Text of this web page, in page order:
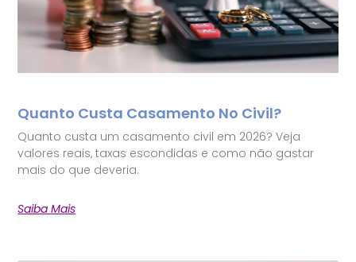
Quanto Custa Casamento No Civil?
Quanto custa um casamento civil em 2026? Veja
valores reais, taxas escondidas e como não gastar
mais do que deveria.
Saiba Mais